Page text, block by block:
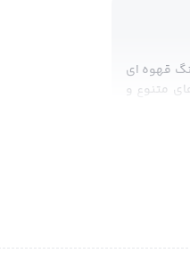
قهوه ای
متنوع و